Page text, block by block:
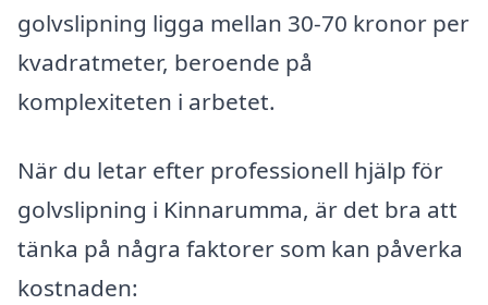
golvslipning ligga mellan 30-70 kronor per
kvadratmeter, beroende på
komplexiteten i arbetet.
När du letar efter professionell hjälp för
golvslipning i Kinnarumma, är det bra att
tänka på några faktorer som kan påverka
kostnaden: